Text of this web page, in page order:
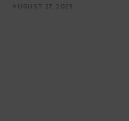
AUGUST 27, 2025